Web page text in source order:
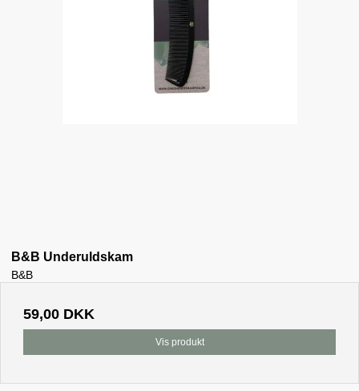
B&B Underuldskam
B&B
59,00 DKK
Vis produkt